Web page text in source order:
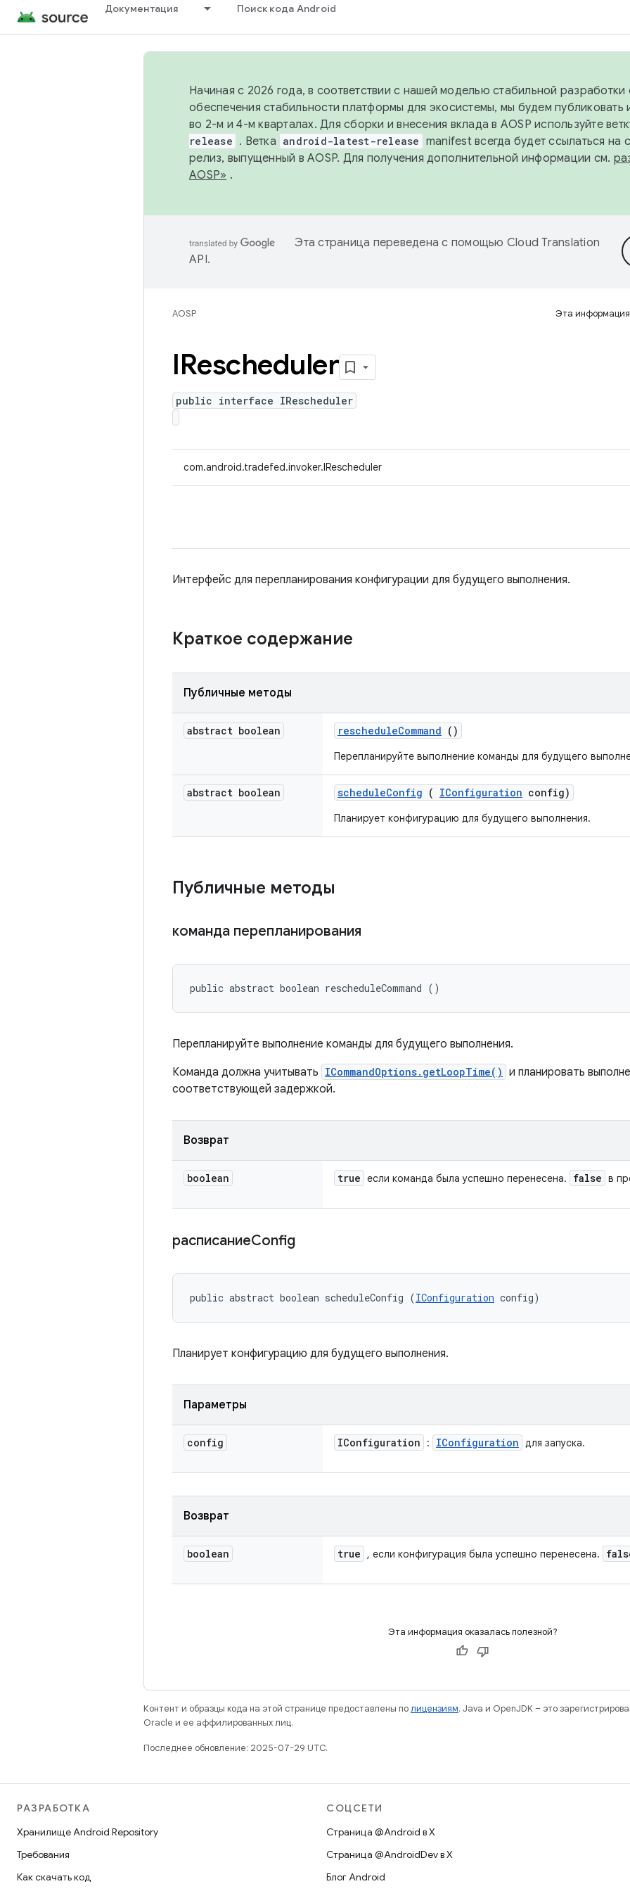
Документация Поиск кода Android
Начиная с 2026 года, в соответствии с нашей моделью стабильной разработки
обеспечения стабильности платформы для экосистемы, мы будем публиковать
во 2-м и 4-м кварталах. Для сборки и внесения вклада в AOSP используйте
release . Ветка android-latest-release manifest всегда будет ссылаться на
релиз, выпущенный в AOSP. Для получения дополнительной информации см.
AOSP» .
Эта страница переведена с помощью Cloud Translation
API.
AOSP Эта информация
IRescheduler
public interface IRescheduler
com.android.tradefed.invoker.IRescheduler
Интерфейс для перепланирования конфигурации для будущего выполнения.
Краткое содержание
Публичные методы
abstract boolean rescheduleCommand ()
Перепланируйте выполнение команды для будущего
abstract boolean scheduleConfig ( IConfiguration config)
Планирует конфигурацию для будущего выполнения.
Публичные методы
команда перепланирования
public abstract boolean rescheduleCommand ()
Перепланируйте выполнение команды для будущего выполнения.
Команда должна учитывать ICommandOptions.getLoopTime() и планировать
соответствующей задержкой.
Возврат
boolean true если команда была успешно перенесена. false в
расписаниеConfig
public abstract boolean scheduleConfig (IConfiguration config)
Планирует конфигурацию для будущего выполнения.
Параметры
config IConfiguration : IConfiguration для запуска.
Возврат
boolean true , если конфигурация была успешно перенесена.
Эта информация оказалась полезной?
Контент и образцы кода на этой странице предоставлены полицензиям. Java и OpenJDK – это
Oracle и ее аффилированных лиц.
Последнее обновление: 2025-07-29 UTC.
РАЗРАБОТКА
Хранилище Android Repository
Требования
Как скачать код
СОЦСЕТИ
Страница @Android в X
Страница @AndroidDev в X
Блог Android